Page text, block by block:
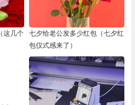
这几个
七夕给老公发多少红包（七夕红
包仪式感来了）